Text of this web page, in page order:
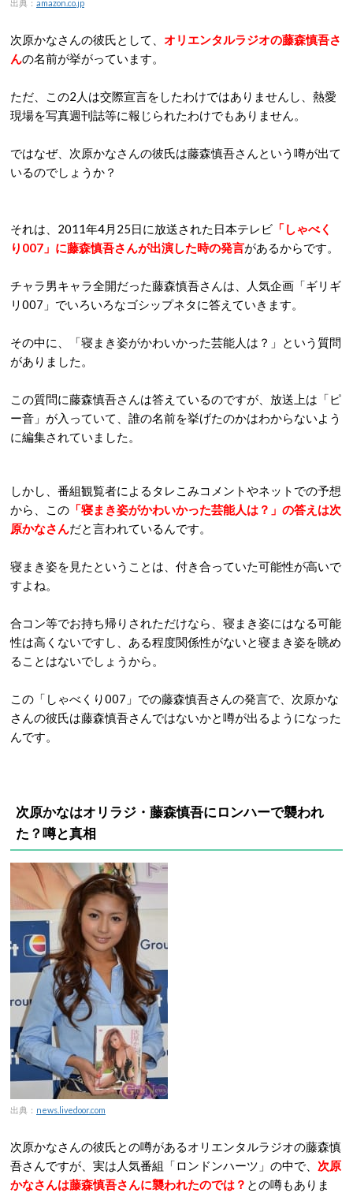
出典： amazon.co.jp
次原かなさんの彼氏として、 オリエンタルラジオの藤森慎吾さ
んの名前が挙がっています。
ただ、この2人は交際宣言をしたわけではありませんし、熱愛
現場を写真週刊誌等に報じられたわけでもありません。
ではなぜ、次原かなさんの彼氏は藤森慎吾さんという噂が出て
いるのでしょうか？
それは、2011年4月25日に放送された日本テレビ 「しゃべく
り007」に藤森慎吾さんが出演した時の発言があるからです。
チャラ男キャラ全開だった藤森慎吾さんは、人気企画「ギリギ
リ007」でいろいろなゴシップネタに答えていきます。
その中に、「寝まき姿がかわいかった芸能人は？」という質問
がありました。
この質問に藤森慎吾さんは答えているのですが、放送上は「ピ
ー音」が入っていて、誰の名前を挙げたのかはわからないよう
に編集されていました。
しかし、番組観覧者によるタレこみコメントやネットでの予想
から、この 「寝まき姿がかわいかった芸能人は？」の答えは次
原かなさんだと言われているんです。
寝まき姿を見たということは、付き合っていた可能性が高いで
すよね。
合コン等でお持ち帰りされただけなら、寝まき姿にはなる可能
性は高くないですし、ある程度関係性がないと寝まき姿を眺め
ることはないでしょうから。
この「しゃべくり007」での藤森慎吾さんの発言で、次原かな
さんの彼氏は藤森慎吾さんではないかと噂が出るようになった
んです。
次原かなはオリラジ・藤森慎吾にロンハーで襲われ
た？噂と真相
出典： news.livedoor.com
次原かなさんの彼氏との噂があるオリエンタルラジオの藤森慎
吾さんですが、実は人気番組「ロンドンハーツ」の中で、 次原
かなさんは藤森慎吾さんに襲われたのでは？ との噂もありま